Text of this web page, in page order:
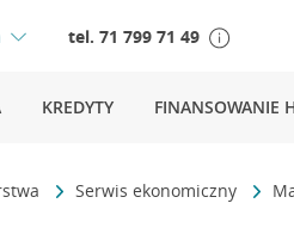
tel. 71 799 71 49
KREDYTY FINANSOWANIE
Serwis ekonomiczny